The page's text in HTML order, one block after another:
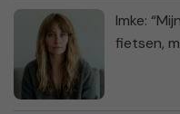
Imke:
fietsen,